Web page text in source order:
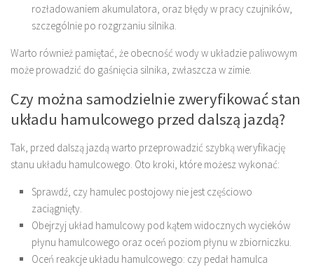
rozładowaniem akumulatora, oraz błędy w pracy czujników,
szczególnie po rozgrzaniu silnika.
Warto również pamiętać, że obecność wody w układzie paliwowym
może prowadzić do gaśnięcia silnika, zwłaszcza w zimie.
Czy można samodzielnie zweryfikować stan
układu hamulcowego przed dalszą jazdą?
Tak, przed dalszą jazdą warto przeprowadzić szybką weryfikację
stanu układu hamulcowego. Oto kroki, które możesz wykonać:
Sprawdź, czy hamulec postojowy nie jest częściowo
zaciągnięty.
Obejrzyj układ hamulcowy pod kątem widocznych wycieków
płynu hamulcowego oraz oceń poziom płynu w zbiorniczku.
Oceń reakcje układu hamulcowego: czy pedał hamulca